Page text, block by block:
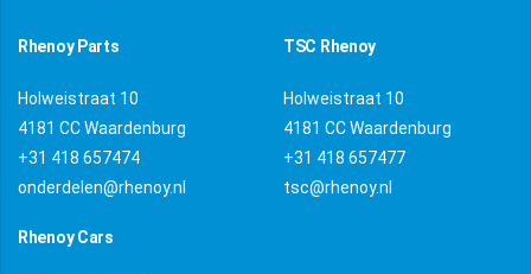
Rhenoy Parts
Holweistraat 10
4181 CC Waardenburg
+31 418 657474
onderdelen@rhenoy.nl
TSC Rhenoy
Holweistraat 10
4181 CC Waardenburg
+31 418 657477
tsc@rhenoy.nl
Rhenoy Cars